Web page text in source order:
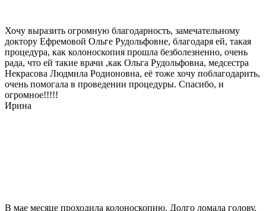
Хочу выразить огромную благодарность, замечательному
доктору Ефремовой Ольге Рудольфовне, благодаря ей, такая
процедура, как колоноскопия прошла безболезненно, очень
рада, что ей такие врачи ,как Ольга Рудольфовна, медсестра
Некрасова Людмила Родионовна, её тоже хочу поблагодарить,
очень помогала в проведении процедуры. Спасибо, и
огромное!!!!!
Ирина
В мае месяце проходила колоноскопию. Долго ломала голову,